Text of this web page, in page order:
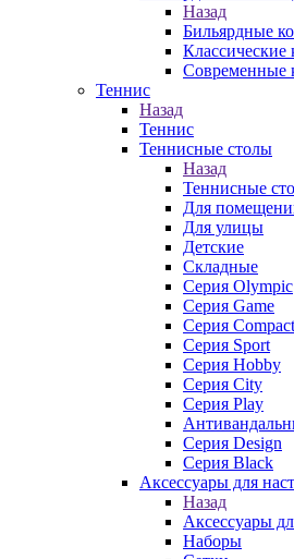
Назад
Бильярдные
Классические
Современные
Теннис
Назад
Теннис
Теннисные столы
Назад
Теннисные
Для
Для улицы
Детские
Складные
Серия Olympic
Серия Game
Серия Compact
Серия Sport
Серия Hobby
Серия City
Серия Play
Серия Design
Серия Black
Аксессуары для
Назад
Аксессуары
Наборы